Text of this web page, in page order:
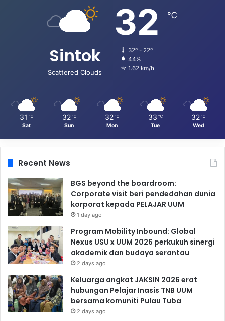
Sintok
Scattered Clouds
32 ℃
32º - 22º
44%
1.62 km/h
31 ℃
Sat
32 ℃
Sun
32 ℃
Mon
33 ℃
Tue
32 ℃
Wed
Recent News
BGS beyond the boardroom:
Corporate visit beri pendedahan dunia
korporat kepada PELAJAR UUM
1 day ago
Program Mobility Inbound: Global
Nexus USU x UUM 2026 perkukuh sinergi
akademik dan budaya serantau
2 days ago
Keluarga angkat JAKSIN 2026 erat
hubungan Pelajar Inasis TNB UUM
bersama komuniti Pulau Tuba
2 days ago